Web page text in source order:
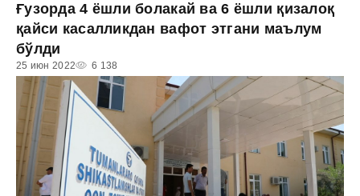
Ғузорда 4 ёшли болакай ва 6 ёшли қизалоқ
қайси касалликдан вафот этгани маълум
бўлди
25 июн 2022 6 138